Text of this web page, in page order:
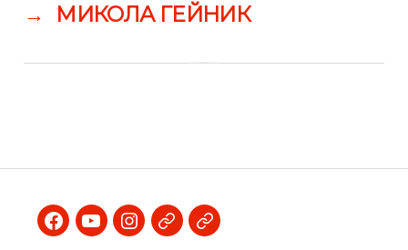
→
МИКОЛА ГЕЙНИК
Facebook
YoutubeInstagram
Telegram
Viber